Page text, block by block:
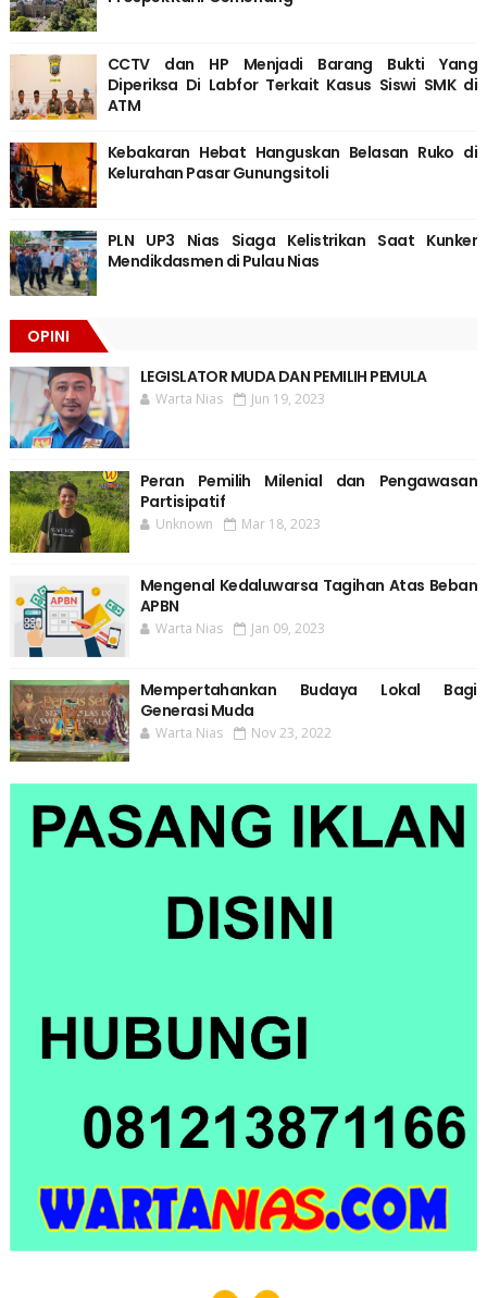
CCTV dan HP Menjadi Barang Bukti Yang
Diperiksa Di Labfor Terkait Kasus Siswi SMK di
ATM
Kebakaran Hebat Hanguskan Belasan Ruko di
Kelurahan Pasar Gunungsitoli
PLN UP3 Nias Siaga Kelistrikan Saat Kunker
Mendikdasmen di Pulau Nias
OPINI
LEGISLATOR MUDA DAN PEMILIH PEMULA
Warta Nias Jun 19, 2023
Peran Pemilih Milenial dan Pengawasan
Partisipatif
Unknown Mar 18, 2023
Mengenal Kedaluwarsa Tagihan Atas Beban
APBN
Warta Nias Jan 09, 2023
Mempertahankan Budaya Lokal Bagi
Generasi Muda
Warta Nias Nov 23, 2022